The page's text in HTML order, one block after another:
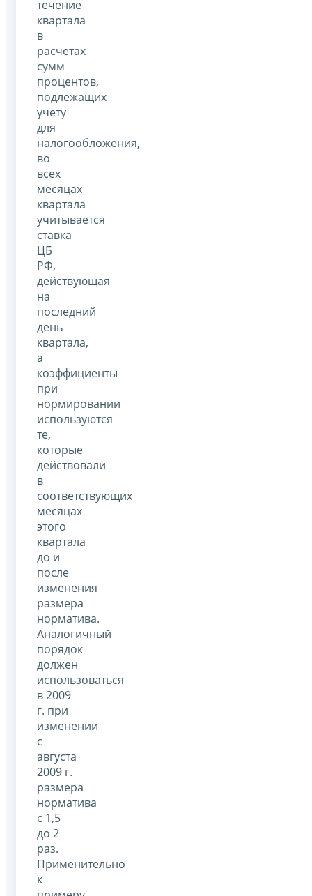
течение
квартала
в
расчетах
сумм
процентов,
подлежащих
учету
для
налогообложения,
во
всех
месяцах
квартала
учитывается
ставка
ЦБ
РФ,
действующая
на
последний
день
квартала,
а
коэффициенты
при
нормировании
используются
те,
которые
действовали
в
соответствующих
месяцах
этого
квартала
до и
после
изменения
размера
норматива.
Аналогичный
порядок
должен
использоваться
в 2009
г. при
изменении
с
августа
2009 г.
размера
норматива
с 1,5
до 2
раз.
Применительно
к